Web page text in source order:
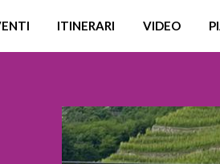
ITINERARI VIDEO